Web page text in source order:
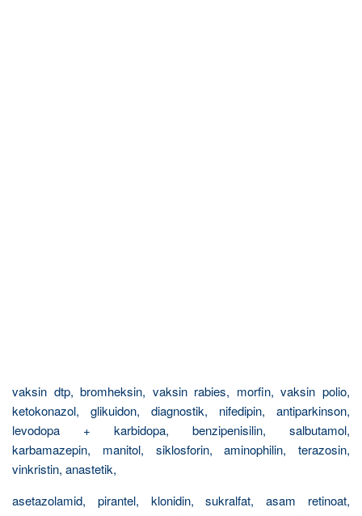
vaksin dtp, bromheksin, vaksin rabies, morfin, vaksin polio,
ketokonazol, glikuidon, diagnostik, nifedipin, antiparkinson,
levodopa + karbidopa, benzipenisilin, salbutamol,
karbamazepin, manitol, siklosforin, aminophilin, terazosin,
vinkristin, anastetik,
asetazolamid, pirantel, klonidin, sukralfat, asam retinoat,